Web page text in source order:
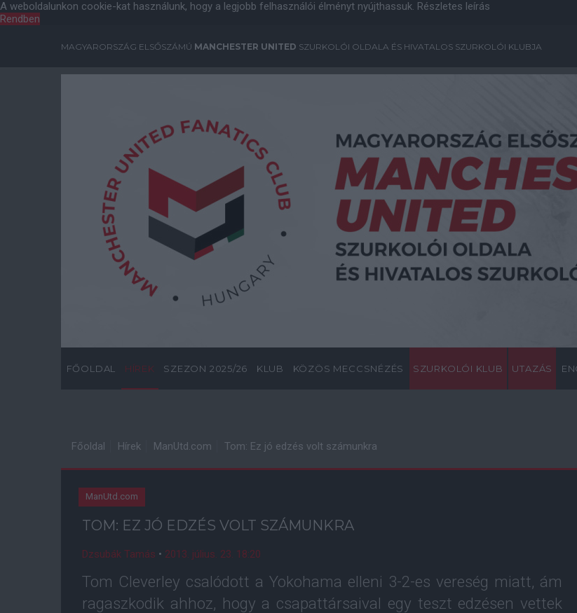
A weboldalunkon cookie-kat használunk, hogy a legjobb felhasználói élményt nyújthassuk. Részletes leírás
Rendben
MAGYARORSZÁG ELSŐSZÁMÚ MANCHESTER UNITED SZURKOLÓI OLDALA ÉS HIVATALOS SZURKOLÓI KLUBJA
FŐOLDAL HÍREK SZEZON 2025/26 KLUB KÖZÖS MECCSNÉZÉS SZURKOLÓI KLUB UTAZÁS
Főoldal Hírek ManUtd.com Tom: Ez jó edzés volt számunkra
ManUtd.com
TOM: EZ JÓ EDZÉS VOLT SZÁMUNKRA
Dzsubák Tamás • 2013. július. 23. 18:20
Tom Cleverley csalódott a Yokohama elleni 3-2-es vereség miatt, ám
ragaszkodik ahhoz, hogy a csapattársaival egy teszt edzésen vettek